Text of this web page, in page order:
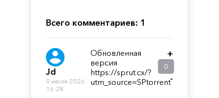
Всего комментариев: 1
Jd
9 июля 2026
16:28
Обновленная
версия
https://sprut.cx/?
utm_source=SPtorrent
+
0
-